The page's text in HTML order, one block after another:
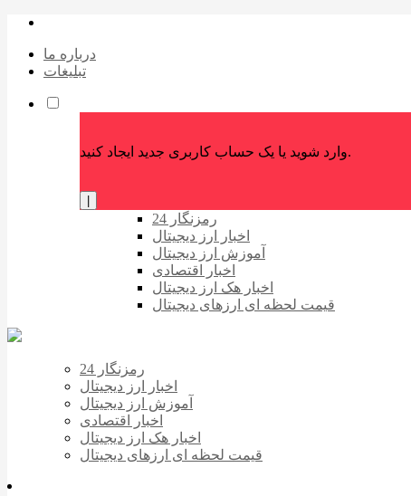
درباره ما
تبلیغات
وارد شوید یا یک حساب کاربری جدید ایجاد کنید.
رمزنگار 24
اخبار ارز دیجیتال
آموزش ارز دیجیتال
اخبار اقتصادی
اخبار هک ارز دیجیتال
قیمت لحظه ای ارزهای دیجیتال
رمزنگار 24
اخبار ارز دیجیتال
آموزش ارز دیجیتال
اخبار اقتصادی
اخبار هک ارز دیجیتال
قیمت لحظه ای ارزهای دیجیتال